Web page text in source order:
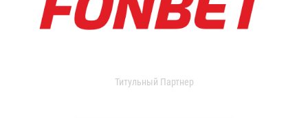
Титульный Партнер